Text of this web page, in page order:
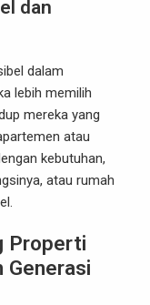
dan
dalam
lebih memilih
mereka yang
atau
kebutuhan,
atau rumah
Properti
Generasi